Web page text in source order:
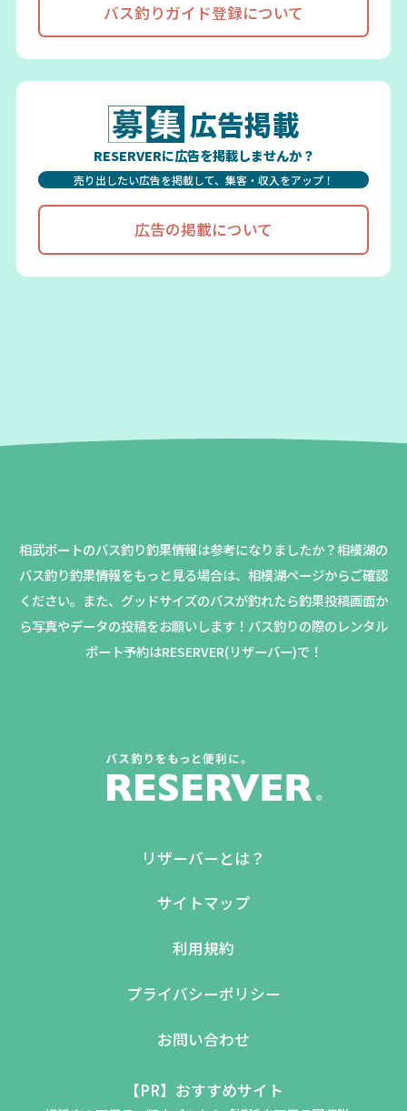
バス釣りガイド登録について
広告掲載
RESERVERに広告を掲載しませんか？
売り出したい広告を掲載して、集客・収入をアップ！
広告の掲載について
相武ボートのバス釣り釣果情報は参考になりましたか？相模湖の
バス釣り釣果情報をもっと見る場合は、相模湖ページからご確認
ください。 また、グッドサイズのバスが釣れたら釣果投稿画面か
ら写真やデータの投稿をお願いします！バス釣りの際のレンタル
ボート予約はRESERVER(リザーバー)で！
リザーバーとは？
サイトマップ
利用規約
プライバシーポリシー
お問い合わせ
【PR】おすすめサイト